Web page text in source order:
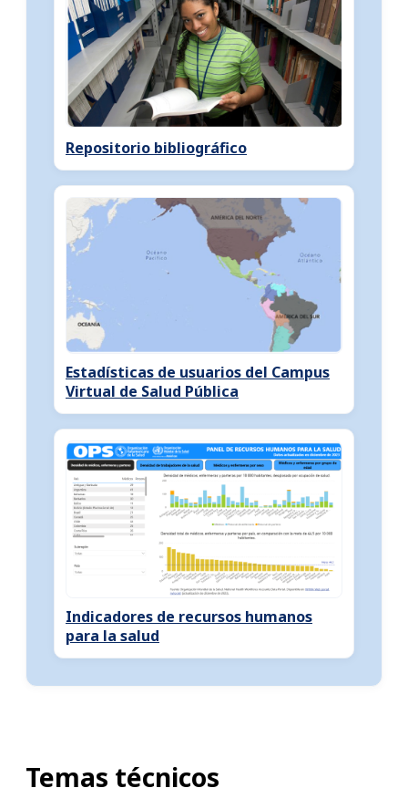
Repositorio bibliográfico
Estadísticas de usuarios del Campus
Virtual de Salud Pública
Indicadores de recursos humanos
para la salud
Temas técnicos